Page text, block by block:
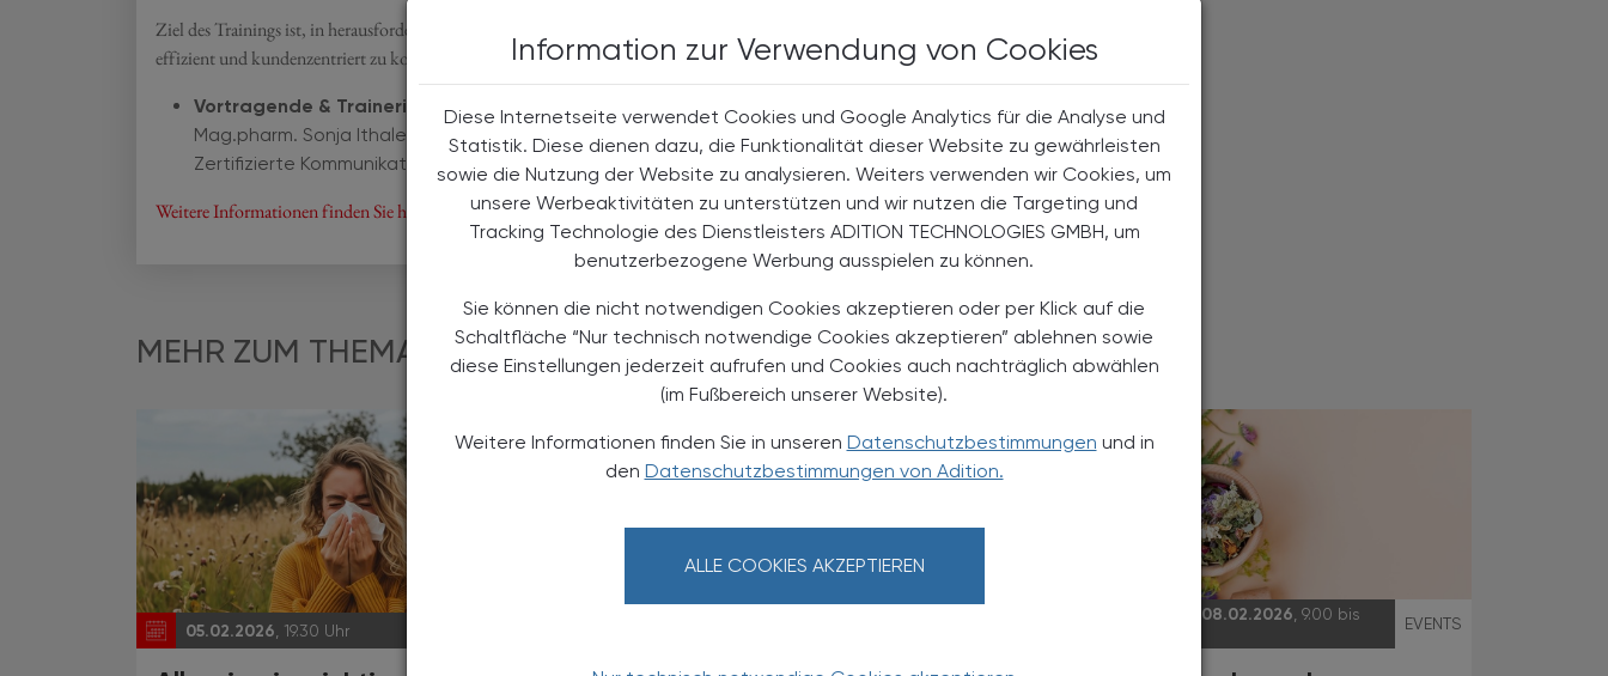
Information zur Verwendung von Cookies
Diese Internetseite verwendet Cookies und Google Analytics für die Analyse und
Statistik. Diese dienen dazu, die Funktionalität dieser Website zu gewährleisten
sowie die Nutzung der Website zu analysieren. Weiters verwenden wir Cookies, um
unsere Werbeaktivitäten zu unterstützen und wir nutzen die Targeting und
Tracking Technologie des Dienstleisters ADITION TECHNOLOGIES GMBH, um
benutzerbezogene Werbung ausspielen zu können.
Sie können die nicht notwendigen Cookies akzeptieren oder per Klick auf die
Schaltfläche “Nur technisch notwendige Cookies akzeptieren” ablehnen sowie
diese Einstellungen jederzeit aufrufen und Cookies auch nachträglich abwählen
(im Fußbereich unserer Website).
Weitere Informationen finden Sie in unseren Datenschutzbestimmungen und in
den Datenschutzbestimmungen von Adition.
ALLE COOKIES AKZEPTIEREN
Ziel des Trainings ist, in herausfordernden Gesprächssituationen im Zusammenhang mit Sucht bzw. Alkohol effektiv,
effizient und kundenzentriert zu kommunizieren.
Vortragende & Trainerin:
Mag.pharm. Sonja Ithaler
Zertifizierte Kommunikationstrainerin nach ÖPGK-tEACH-Standard
Weitere Informationen finden Sie hier!
MEHR ZUM THEMA
05.02.2026 , 19.30 Uhr
07.02.2026 - 08.02.2026 , 9.00 bis
EVENTS